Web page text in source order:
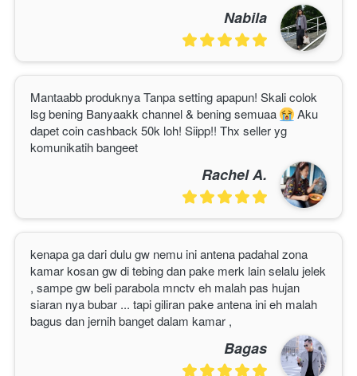
Nabila
Mantaabb produknya Tanpa setting apapun! Skali colok
lsg bening Banyaakk channel & bening semuaa
Aku
dapet coin cashback 50k loh! Siipp!! Thx seller yg
komunikatih bangeet
Rachel A.
kenapa ga dari dulu gw nemu ini antena padahal zona
kamar kosan gw di tebing dan pake merk lain selalu jelek
, sampe gw beli parabola mnctv eh malah pas hujan
siaran nya bubar ... tapi giliran pake antena ini eh malah
bagus dan jernih banget dalam kamar ,
Bagas